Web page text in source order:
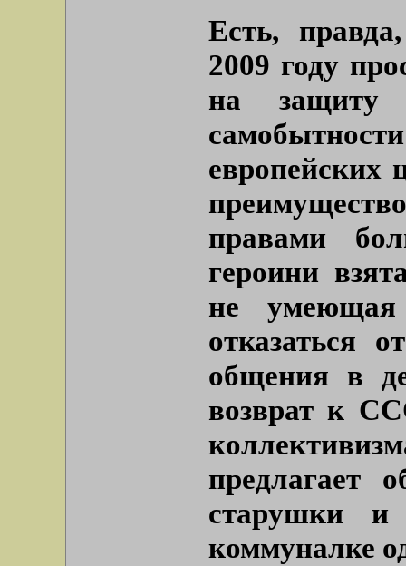
Есть,
2009 году
на защиту
европейских
правами
героини
не умеющая
отказаться
общения в
возврат к
предлагает
старушки
коммуналке